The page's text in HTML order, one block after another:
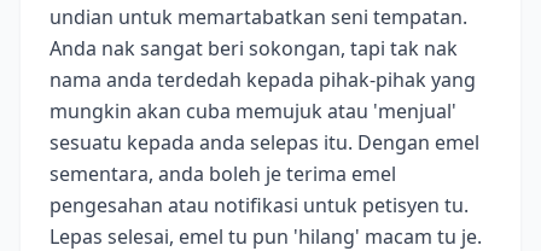
undian untuk memartabatkan seni tempatan.
Anda nak sangat beri sokongan, tapi tak nak
nama anda terdedah kepada pihak-pihak yang
mungkin akan cuba memujuk atau 'menjual'
sesuatu kepada anda selepas itu. Dengan emel
sementara, anda boleh je terima emel
pengesahan atau notifikasi untuk petisyen tu.
Lepas selesai, emel tu pun 'hilang' macam tu je.